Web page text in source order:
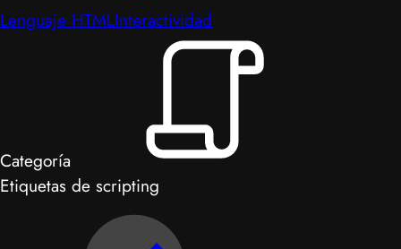
Lenguaje HTMLInteractividad
Categoría
Etiquetas de scripting